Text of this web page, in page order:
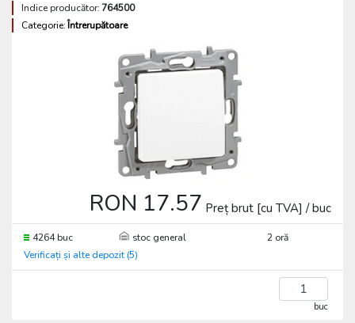
Indice producător:764500
Categorie:Întrerupătoare
RON 17.57 Preț brut [cu TVA] / buc
4264 buc stoc general
2 oră
Verificați și alte depozit (5)
buc